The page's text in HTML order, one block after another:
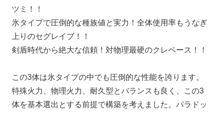
ツミ！！
氷タイプで圧倒的な種族値と実力！全体使用率もうなぎ
上りのセグレイブ！！
剣盾時代から絶大な信頼！対物理最硬のクレベース！！
この3体は氷タイプの中でも圧倒的な性能を誇ります。
特殊火力、物理火力、耐久型とバランスも良く、この3
体を基本選出とする前提で構築を考えました。パラドッ